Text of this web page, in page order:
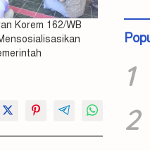
Korem 162/WB
1
2